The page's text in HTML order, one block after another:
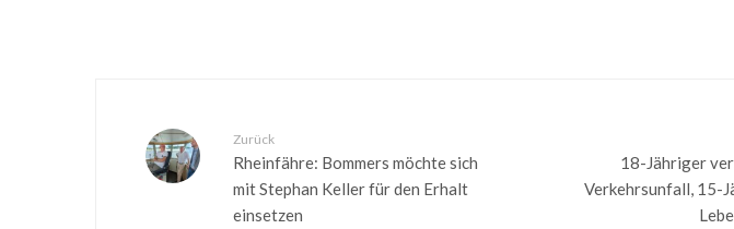
Zurück
Rheinfähre: Bommers möchte sich
mit Stephan Keller für den Erhalt
einsetzen
18-Jähriger
Verkehrsunfall, 15-